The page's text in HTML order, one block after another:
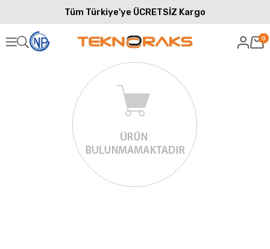
Tüm Türkiye'ye ÜCRETSİZ Kargo
0